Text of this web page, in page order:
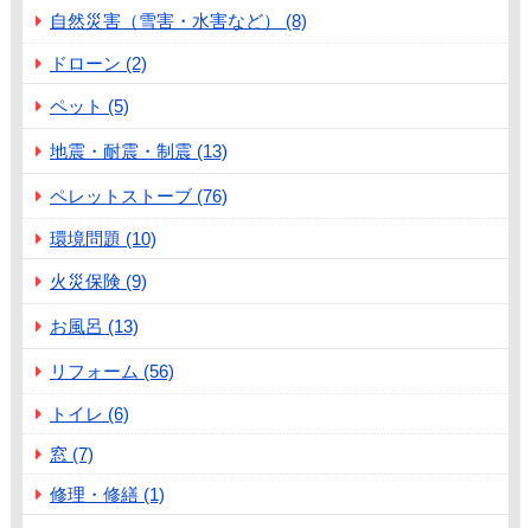
自然災害（雪害・水害など） (8)
ドローン (2)
ペット (5)
地震・耐震・制震 (13)
ペレットストーブ (76)
環境問題 (10)
火災保険 (9)
お風呂 (13)
リフォーム (56)
トイレ (6)
窓 (7)
修理・修繕 (1)